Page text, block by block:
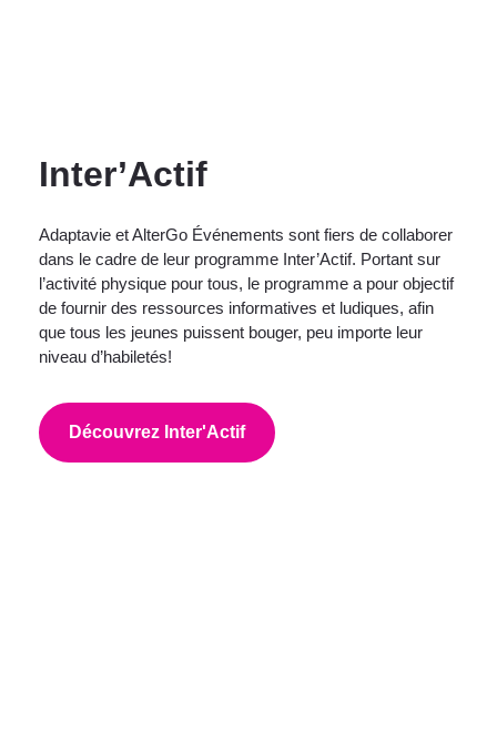
Inter’Actif
Adaptavie et AlterGo Événements sont fiers de collaborer
dans le cadre de leur programme Inter’Actif. Portant sur
l’activité physique pour tous, le programme a pour objectif
de fournir des ressources informatives et ludiques, afin
que tous les jeunes puissent bouger, peu importe leur
niveau d’habiletés!
Découvrez Inter'Actif